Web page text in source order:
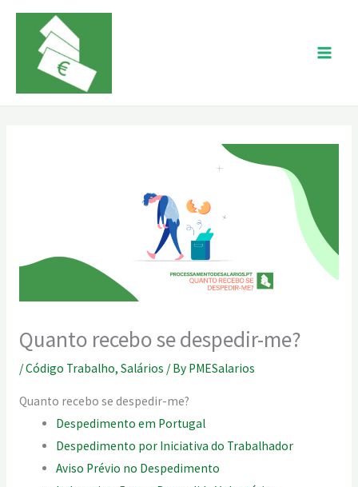
Skip
content
Quanto recebo se despedir-me?
/Código Trabalho, Salários / By PMESalarios
Quanto recebo se despedir-me?
Despedimento em Portugal
Despedimento por Iniciativa do Trabalhador
Aviso Prévio no Despedimento